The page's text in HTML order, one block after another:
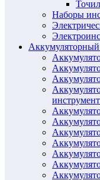
Наборы